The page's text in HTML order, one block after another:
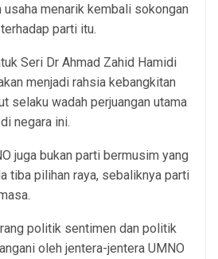
menarik kembali sokongan
parti itu.
Seri Dr Ahmad Zahid Hamidi
menjadi rahsia kebangkitan
selaku wadah perjuangan utama
negara ini.
juga bukan parti bermusim yang
tiba pilihan raya, sebaliknya parti
politik sentimen dan politik
oleh jentera-jentera UMNO